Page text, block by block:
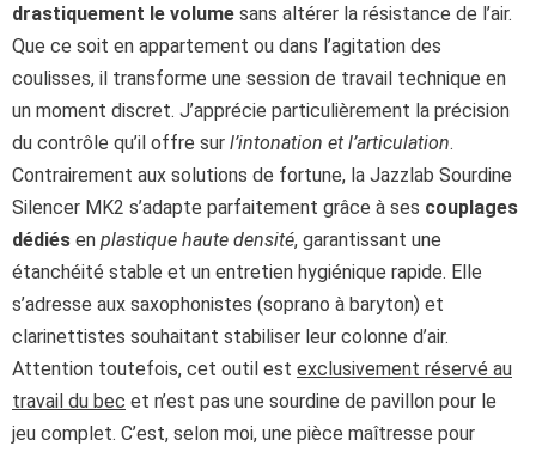
drastiquement le volume sans altérer la résistance de l’air.
Que ce soit en appartement ou dans l’agitation des
coulisses, il transforme une session de travail technique en
un moment discret. J’apprécie particulièrement la précision
du contrôle qu’il offre sur l’intonation et l’articulation.
Contrairement aux solutions de fortune, la Jazzlab Sourdine
Silencer MK2 s’adapte parfaitement grâce à ses couplages
dédiés en plastique haute densité, garantissant une
étanchéité stable et un entretien hygiénique rapide. Elle
s’adresse aux saxophonistes (soprano à baryton) et
clarinettistes souhaitant stabiliser leur colonne d’air.
Attention toutefois, cet outil est exclusivement réservé au
travail du bec et n’est pas une sourdine de pavillon pour le
jeu complet. C’est, selon moi, une pièce maîtresse pour